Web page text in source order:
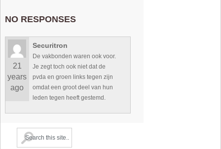
NO RESPONSES
21
years
ago
Securitron
De vakbonden waren ook voor.
Je zegt toch ook niet dat de
pvda en groen links tegen zijn
omdat een groot deel van hun
leden tegen heeft gestemd.